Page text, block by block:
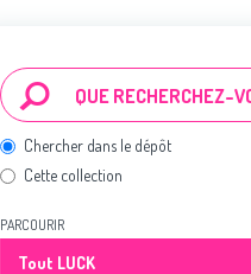
Chercher dans le dépôt
Cette collection
PARCOURIR
Tout LUCK